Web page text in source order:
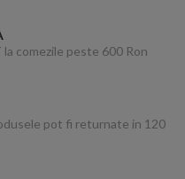
comezile peste 600 Ron
pot fi returnate in 120